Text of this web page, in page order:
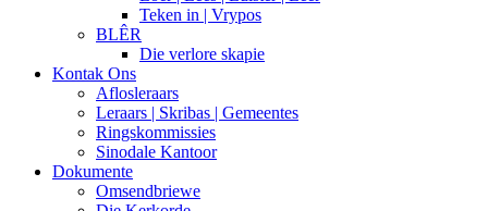
Teken in | Vrypos
BLÊR
Die verlore skapie
Kontak Ons
Aflosleraars
Leraars | Skribas | Gemeentes
Ringskommissies
Sinodale Kantoor
Dokumente
Omsendbriewe